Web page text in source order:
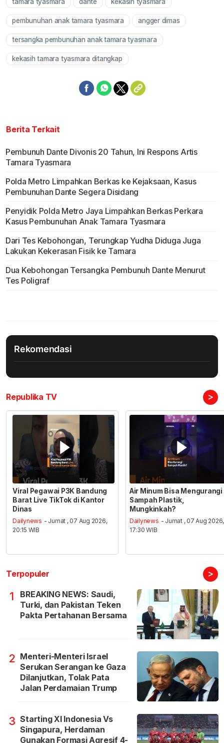
tamara tyasmara dante kekasih tyasmara
pembunuhan anak tamara tyasmara angger dimas
tersangka pembunuhan anak tamara tyasmara
kekasih tamara tyasmara ditangkap
Berita Terkait
Pembunuh Dante Divonis 20 Tahun, Ini Respons Artis
Tamara Tyasmara
Polda Metro Limpahkan Berkas ke Kejaksaan, Kasus
Pembunuhan Dante Segera Disidang
Penyidik Polda Metro Jaya Limpahkan Berkas Perkara
Kasus Pembunuhan Anak Tamara Tyasmara
Dari Tes Kebohongan, Terungkap Yudha Diduga Juga
Lakukan Kekerasan Fisik ke Tamara
Dua Kebohongan Tersangka Pembunuh Dante Menurut
Tes Poligraf
Rekomendasi
Republika TV >
Viral Pegawai P3K Bandung
Barat Live TikTok di Kantor
Dinas
Dailynews - Jumat , 07 Aug 2026,
20:15 WIB
Air Minum Bisa Mengurangi
Sampah Plastik,
Mungkinkah?
Dailynews - Jumat , 07 Aug 2026,
17:30 WIB
Terpopuler >
1
BREAKING NEWS: Saudi,
Turki, dan Pakistan Teken
Pakta Pertahanan Bersama
2 Menteri-Menteri Israel
Serukan Serangan ke Gaza
Dilanjutkan, Tolak Pata
Jalan Perdamaian Trump
3 Starting XI Indonesia Vs
Singapura, Herdaman
Gunakan Formasi Agresif 4-